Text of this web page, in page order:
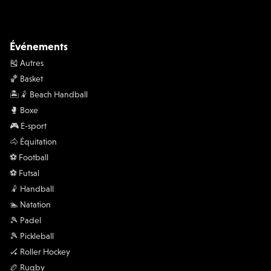
Événements
🎽 Autres
🏀 Basket
🏝️🤾 Beach Handball
🥊 Boxe
🎮 E-sport
🐴 Équitation
⚽️ Football
⚽️ Futsal
🤾 Handball
🏊 Natation
🎾 Padel
🎾 Pickleball
🏑 Roller Hockey
🏉 Rugby